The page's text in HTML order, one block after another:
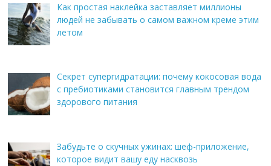
Как простая наклейка заставляет миллионы
людей не забывать о самом важном креме этим
летом
Секрет супергидратации: почему кокосовая вода
с пребиотиками становится главным трендом
здорового питания
Забудьте о скучных ужинах: шеф-приложение,
которое видит вашу еду насквозь